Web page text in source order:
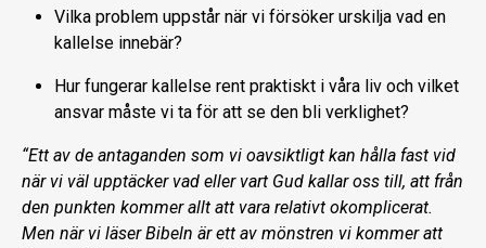
Vilka problem uppstår när vi försöker urskilja vad en
kallelse innebär?
Hur fungerar kallelse rent praktiskt i våra liv och vilket
ansvar måste vi ta för att se den bli verklighet?
“Ett av de antaganden som vi oavsiktligt kan hålla fast vid
när vi väl upptäcker vad eller vart Gud kallar oss till, att från
den punkten kommer allt att vara relativt okomplicerat.
Men när vi läser Bibeln är ett av mönstren vi kommer att